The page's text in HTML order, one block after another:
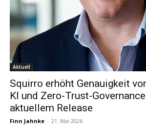
Aktuell
Squirro erhöht Genauigkeit
KI und Zero-Trust-
aktuellem Release
Finn Jahnke - 21. Mai 2026